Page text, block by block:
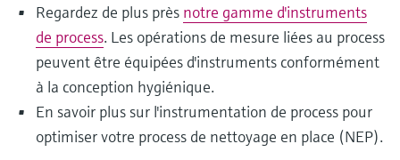
Regardez de plus près notre gamme d'instruments
de process. Les opérations de mesure liées au process
peuvent être équipées d'instruments conformément
à la conception hygiénique.
En savoir plus sur l'instrumentation de process pour
optimiser votre process de nettoyage en place (NEP).